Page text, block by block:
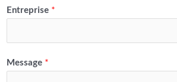
Entreprise *
Message *